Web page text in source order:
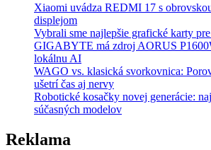
Xiaomi uvádza REDMI 17 s
displejom
Vybrali sme najlepšie grafické karty
GIGABYTE má zdroj AORUS
lokálnu AI
WAGO vs. klasická svorkovnica:
ušetrí čas aj nervy
Robotické kosačky novej generácie:
súčasných modelov
Reklama